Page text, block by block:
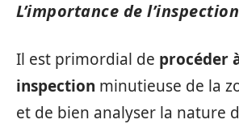
L’importance de l’inspection
Il est primordial de procéder
inspection minutieuse de la
et de bien analyser la nature